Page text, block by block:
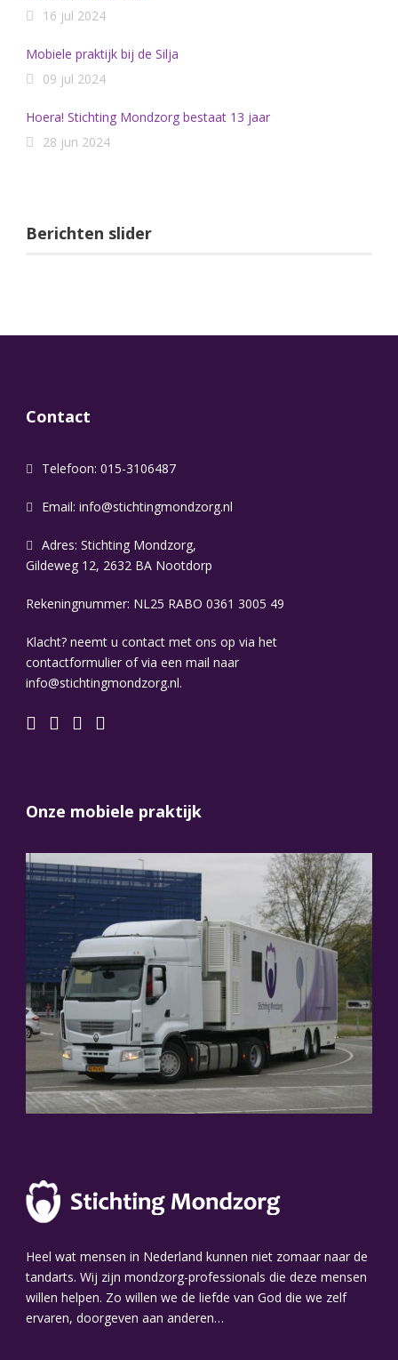
16 jul 2024
Mobiele praktijk bij de Silja
09 jul 2024
Hoera! Stichting Mondzorg bestaat 13 jaar
28 jun 2024
Berichten slider
Contact
Telefoon: 015-3106487
Email: info@stichtingmondzorg.nl
Adres: Stichting Mondzorg,
Gildeweg 12, 2632 BA Nootdorp
Rekeningnummer: NL25 RABO 0361 3005 49
Klacht? neemt u contact met ons op via het
contactformulier of via een mail naar
info@stichtingmondzorg.nl.
Onze mobiele praktijk
Heel wat mensen in Nederland kunnen niet zomaar naar de
tandarts. Wij zijn mondzorg-professionals die deze mensen
willen helpen. Zo willen we de liefde van God die we zelf
ervaren, doorgeven aan anderen…